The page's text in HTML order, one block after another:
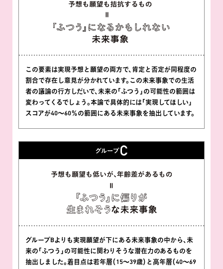
この要素は実現予想と願望の両方で、肯定と否定が同程度の
割合で存在し意見が分かれています。この未来事象での生活
者の議論の行方しだいで、未来の｢ふつう｣の可能性の範囲は
変わってくるでしょう。本論で具体的には｢実現してほしい｣
スコアが40～60％の範囲にある未来事象を抽出しています。
グループBよりも実現願望が下にある未来事象の中から､未
来の｢ふつう｣の可能性に関わりそうな潜在力のあるものを
抽出しました。着目点は若年層（15～39歳）と高年層（40～69